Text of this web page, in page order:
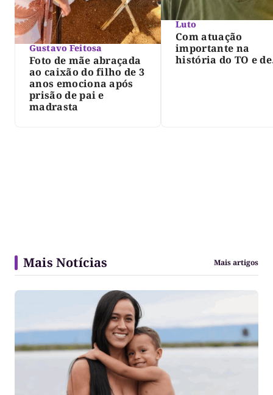
Gustavo Feitosa
Foto de mãe abraçada
ao caixão do filho de 3
anos emociona após
prisão de pai e
madrasta
Luto
Com atuação
importante na
história do TO e de
Mais Notícias Mais artigos